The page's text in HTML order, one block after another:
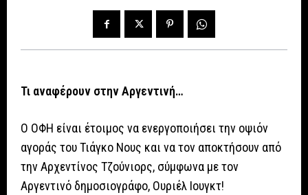
Τι αναφέρουν στην Αργεντινή…
Ο ΟΦΗ είναι έτοιμος να ενεργοποιήσει την οψιόν
αγοράς του Τιάγκο Νους και να τον αποκτήσουν από
την Αρχεντίνος Τζούνιορς, σύμφωνα με τον
Αργεντινό δημοσιογράφο, Ουριέλ Ιουγκτ!